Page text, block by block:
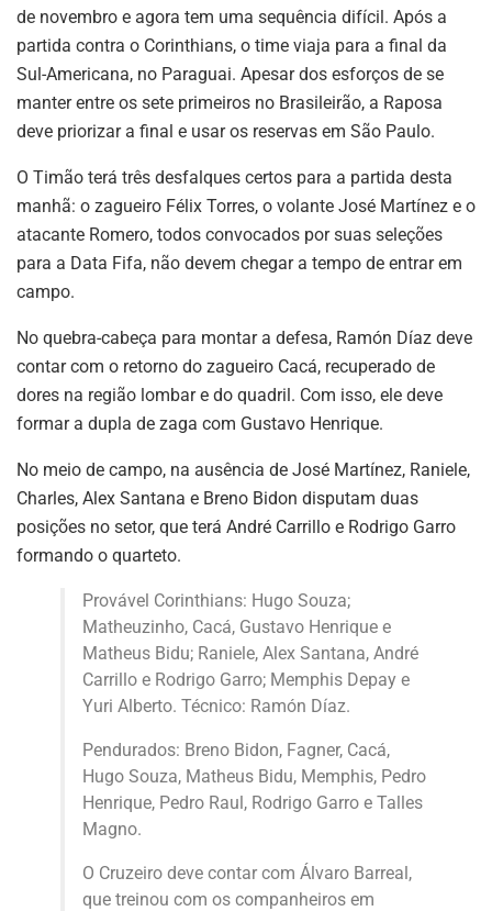
de novembro e agora tem uma sequência difícil. Após a
partida contra o Corinthians, o time viaja para a final da
Sul-Americana, no Paraguai. Apesar dos esforços de se
manter entre os sete primeiros no Brasileirão, a Raposa
deve priorizar a final e usar os reservas em São Paulo.
O Timão terá três desfalques certos para a partida desta
manhã: o zagueiro Félix Torres, o volante José Martínez e o
atacante Romero, todos convocados por suas seleções
para a Data Fifa, não devem chegar a tempo de entrar em
campo.
No quebra-cabeça para montar a defesa, Ramón Díaz deve
contar com o retorno do zagueiro Cacá, recuperado de
dores na região lombar e do quadril. Com isso, ele deve
formar a dupla de zaga com Gustavo Henrique.
No meio de campo, na ausência de José Martínez, Raniele,
Charles, Alex Santana e Breno Bidon disputam duas
posições no setor, que terá André Carrillo e Rodrigo Garro
formando o quarteto.
Provável Corinthians: Hugo Souza;
Matheuzinho, Cacá, Gustavo Henrique e
Matheus Bidu; Raniele, Alex Santana, André
Carrillo e Rodrigo Garro; Memphis Depay e
Yuri Alberto. Técnico: Ramón Díaz.
Pendurados: Breno Bidon, Fagner, Cacá,
Hugo Souza, Matheus Bidu, Memphis, Pedro
Henrique, Pedro Raul, Rodrigo Garro e Talles
Magno.
O Cruzeiro deve contar com Álvaro Barreal,
que treinou com os companheiros em